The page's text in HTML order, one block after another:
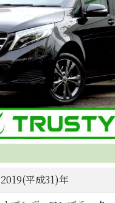
2019(平成31)年